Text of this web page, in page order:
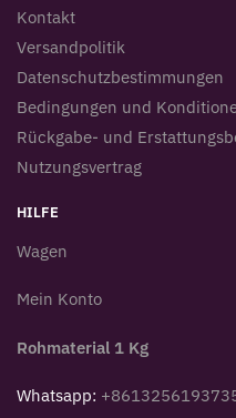
Kontakt
Versandpolitik
Datenschutzbestimmungen
Bedingungen und
Rückgabe- und
Nutzungsvertrag
HILFE
Wagen
Mein Konto
Rohmaterial 1 Kg
Whatsapp: